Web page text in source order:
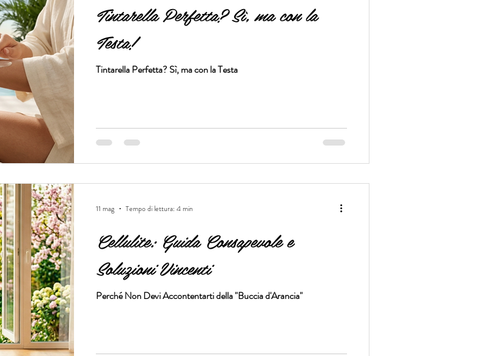
Tintarella Perfetta? Sì, ma con la
Testa!
Tintarella Perfetta? Sì, ma con la Testa
Cellulite: Guida Consapevole e
Soluzioni Vincenti
Perché Non Devi Accontentarti della "Buccia d'Arancia"
11 mag Tempo di lettura: 4 min